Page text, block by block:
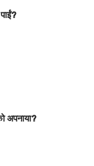
अपनाया?